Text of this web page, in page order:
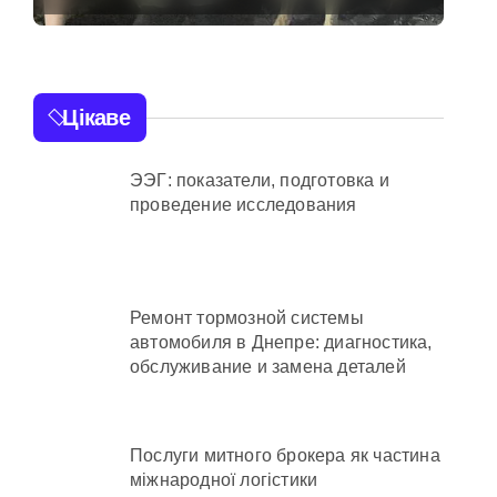
бетонних укриттів
на понад 1,5 ГВт потужностей
атак
гнилі фрукти
у розпліднику
на майже 9 млн грн
не повернулася
конфлікту
Цікаве
ЭЭГ: показатели, подготовка и
проведение исследования
Ремонт тормозной системы
автомобиля в Днепре: диагностика,
обслуживание и замена деталей
Послуги митного брокера як частина
міжнародної логістики